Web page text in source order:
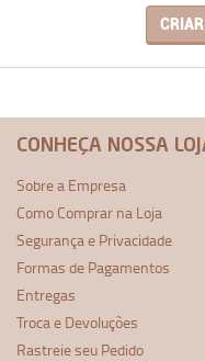
CONHEÇA NOSSA
Sobre a Empresa
Como Comprar na Loja
Segurança e Privacidade
Formas de Pagamentos
Entregas
Troca e Devoluções
Rastreie seu Pedido